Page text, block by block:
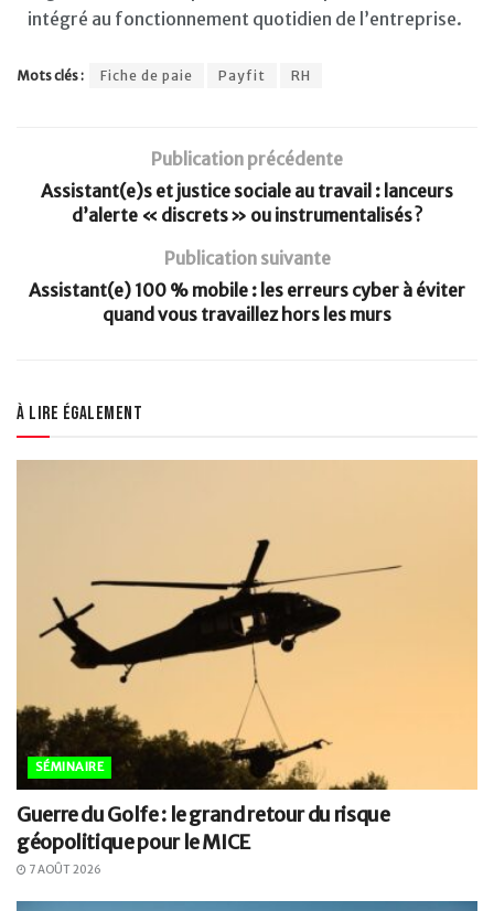
intégré au fonctionnement quotidien de l’entreprise.
Mots clés : Fiche de paie Payfit RH
Publication précédente
Assistant(e)s et justice sociale au travail : lanceurs
d’alerte « discrets » ou instrumentalisés ?
Publication suivante
Assistant(e) 100 % mobile : les erreurs cyber à éviter
quand vous travaillez hors les murs
À lire également
SÉMINAIRE
Guerre du Golfe : le grand retour du risque
géopolitique pour le MICE
7 AOÛT 2026